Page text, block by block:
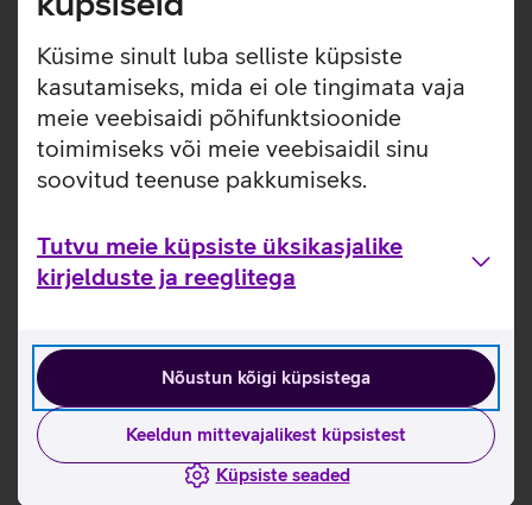
Küsime sinult luba selliste küpsiste
kasutamiseks, mida ei ole tingimata vaja
meie veebisaidi põhifunktsioonide
toimimiseks või meie veebisaidil sinu
soovitud teenuse pakkumiseks.
Tutvu meie küpsiste üksikasjalike
kirjelduste ja reeglitega
Nõustun kõigi küpsistega
Keeldun mittevajalikest küpsistest
Küpsiste seaded
Kasulikud lingid
Tutvu Lenovo Essential klaviatuurikomplekti
omadustega lähemalt siit